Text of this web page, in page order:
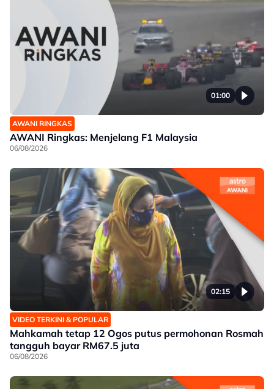
01:00
AWANI RINGKAS
AWANI Ringkas: Menjelang F1 Malaysia
06/08/2026
02:15
VIDEO TERKINI & POPULAR
Mahkamah tetap 12 Ogos putus permohonan Rosmah
tangguh bayar RM67.5 juta
06/08/2026